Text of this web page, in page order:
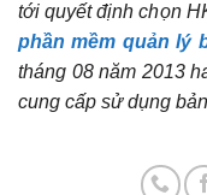
tới quyết định chọn
phần mềm quản lý
tháng 08 năm 2013
cung cấp sử dụng